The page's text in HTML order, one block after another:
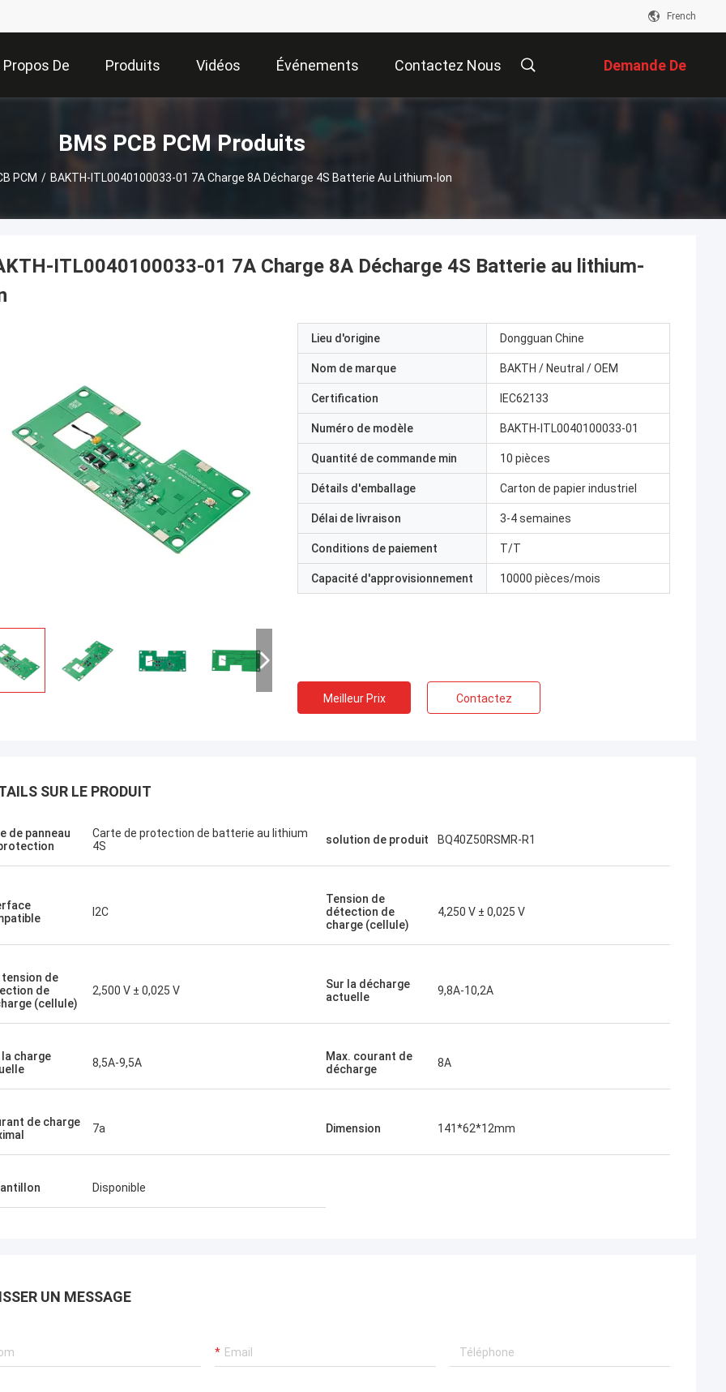
French
Propos De
Nous
Produits Vidéos Événements Contactez Nous Demande De
Soumission
BMS PCB PCM Produits
PCM / BAKTH-ITL0040100033-01 7A Charge 8A Décharge 4S Batterie Au Lithium-Ion
- Je ne sais pas.
connu un service à la clientèle
avec un fournisseur hors
entreprise est allée bien
temps de réponse avec
préoccupations ont été
immédiatement 100%dans les 1-
ITL0040100033-01 7A Charge 8A Décharge 4S Batterie au lithium-
Lieu d'origine Dongguan Chine
Nom de marque BAKTH / Neutral / OEM
Certification IEC62133
Numéro de modèle BAKTH-ITL0040100033-01
Quantité de commande min 10 pièces
Détails d'emballage Carton de papier industriel
Délai de livraison 3-4 semaines
Conditions de paiement T/T
Capacité d'approvisionnement 10000 pièces/mois
Meilleur Prix Contactez
SUR LE PRODUIT
de panneau
Carte de protection de batterie au lithium
4S
solution de produit BQ40Z50RSMR-R1
I2C
Tension de
détection de
charge (cellule)
4,250 V ± 0,025 V
tension de
de
(cellule)
2,500 V ± 0,025 V
Sur la décharge
actuelle
9,8A-10,2A
charge
8,5A-9,5A
Max. courant de
décharge
8A
de charge
7a Dimension 141*62*12mm
Disponible
UN MESSAGE